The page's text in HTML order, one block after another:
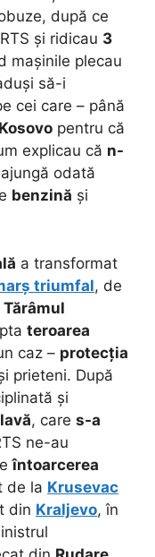
după ce
și ridicau 3
mașinile plecau
să-i
cei care – până
pentru că
explicau că n-
odată
benzină și
a transformat
triumfal, de
Tărâmul
teroarea
caz – protecția
prieteni. După
și
, care s-a
ne-au
întoarcerea
de la Krusevac
din Kraljevo, în